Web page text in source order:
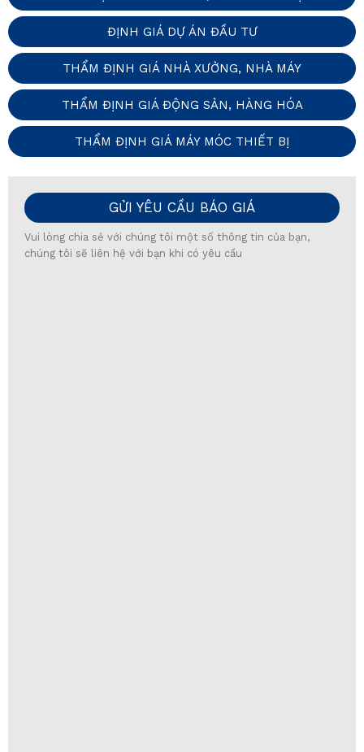
ĐỊNH GIÁ DỰ ÁN ĐẦU TƯ
THẨM ĐỊNH GIÁ NHÀ XƯỞNG, NHÀ MÁY
THẨM ĐỊNH GIÁ ĐỘNG SẢN, HÀNG HÓA
THẨM ĐỊNH GIÁ MÁY MÓC THIẾT BỊ
GỬI YÊU CẦU BÁO GIÁ
Vui lòng chia sẻ với chúng tôi một số thông tin của bạn,
chúng tôi sẽ liên hệ với bạn khi có yêu cầu